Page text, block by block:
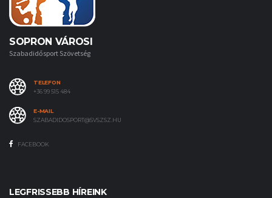
SOPRON VÁROSI
Szabadidősport Szövetség
TELEFON
+36 99 515 484
E-MAIL
SZABADIDOSPORT@SVSZSZ.HU
FACEBOOK
LEGFRISSEBB HÍREINK